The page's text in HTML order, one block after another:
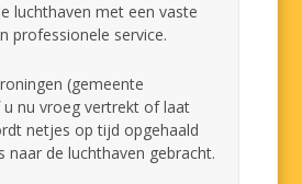
luchthaven met een vaste
professionele service.
(gemeente
u nu vroeg vertrekt of laat
netjes op tijd opgehaald
naar de luchthaven gebracht.